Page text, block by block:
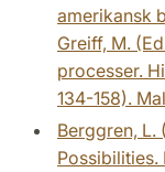
amerikansk
Greiff, M.
processer.
134-158).
Berggren, L.
Possibilities.